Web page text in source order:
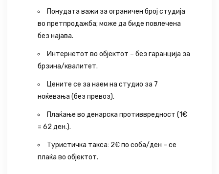
Понудата важи за ограничен број студија
во претпродажба; може да биде повлечена
без најава.
Интернетот во објектот – без гаранција за
брзина/квалитет.
Цените се за наем на студио за 7
ноќевања (без превоз).
Плаќање во денарска противвредност (1€
= 62 ден.).
Туристичка такса: 2€ по соба/ден – се
плаќа во објектот.